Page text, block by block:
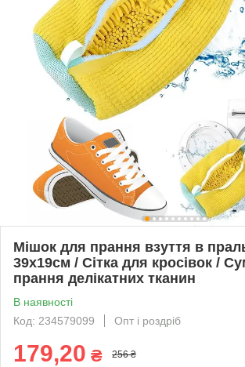
Мішок для прання взуття в
39х19см / Сітка для кросівок /
прання делікатних тканин
В наявності
Код: 234579099
Опт і роздріб
179,20 ₴ 256 ₴